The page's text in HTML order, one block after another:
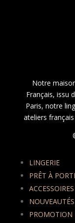
Notre
Français, issu
Paris, notre
ateliers
LINGERIE
PRÊT À
ACCESSOIRES
NOUVEAUTÉS
PROMOTION